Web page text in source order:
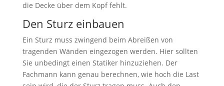
die Decke über dem Kopf fehlt.
Den Sturz einbauen
Ein Sturz muss zwingend beim Abreißen von
tragenden Wänden eingezogen werden. Hier sollten
Sie unbedingt einen Statiker hinzuziehen. Der
Fachmann kann genau berechnen, wie hoch die Last